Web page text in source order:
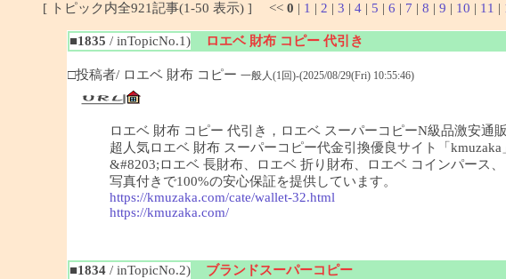
[ トピック内全921記事(1-50 表示) ] << 0 | 1 | 2 | 3 | 4 | 5 | 6 | 7 | 8 | 9 | 10 | 11 |
■1835 / inTopicNo.1)
ロエベ 財布 コピー 代引き
□投稿者/ ロエベ 財布 コピー 一般人(1回)-(2025/08/29(Fri) 10:55:46)
ロエベ 財布 コピー 代引き，ロエベ スーパーコピーN級品激安通
超人気ロエベ 財布 スーパーコピー代金引換優良サイト「
&#8203;ロエベ 長財布、ロエベ 折り財布、ロエベ コインパース
写真付きで100%の安心保証を提供しています。
https://kmuzaka.com/cate/wallet-32.html
https://kmuzaka.com/
■1834/ inTopicNo.2)
ブランドスーパーコピー